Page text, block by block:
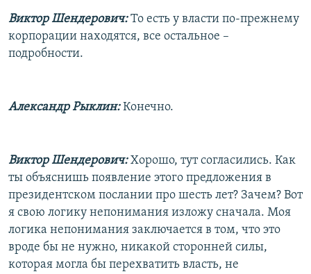
Виктор Шендерович:То есть у власти по-прежнему
корпорации находятся, все остальное –
подробности.
Александр Рыклин:Конечно.
Виктор Шендерович:Хорошо, тут согласились. Как
ты объяснишь появление этого предложения в
президентском послании про шесть лет? Зачем? Вот
я свою логику непонимания изложу сначала. Моя
логика непонимания заключается в том, что это
вроде бы не нужно, никакой сторонней силы,
которая могла бы перехватить власть, не